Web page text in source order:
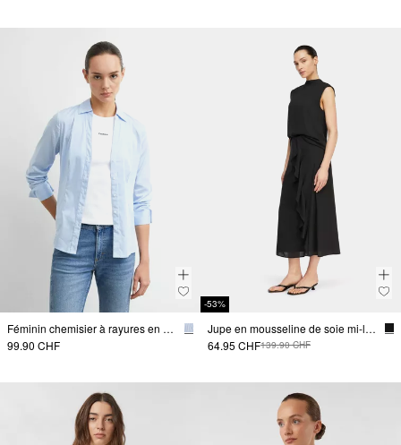
Féminin chemisier à rayures en mélange de coton élastique
99.90 CHF
-53%
Jupe en mousseline de soie mi-longue avec volants
64.95 CHF139.90 CHF